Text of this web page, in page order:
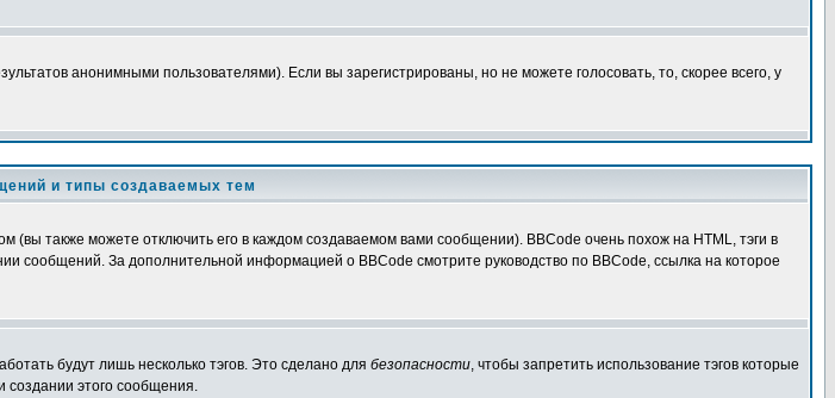
анонимными пользователями). Если вы зарегистрированы, но не можете голосовать, то, скорее всего, у
и типы создаваемых тем
также можете отключить его в каждом создаваемом вами сообщении). BBCode очень похож на HTML, тэги в
сообщений. За дополнительной информацией о BBCode смотрите руководство по BBCode, ссылка на которое
будут лишь несколько тэгов. Это сделано для безопасности, чтобы запретить использование тэгов которые
создании этого сообщения.